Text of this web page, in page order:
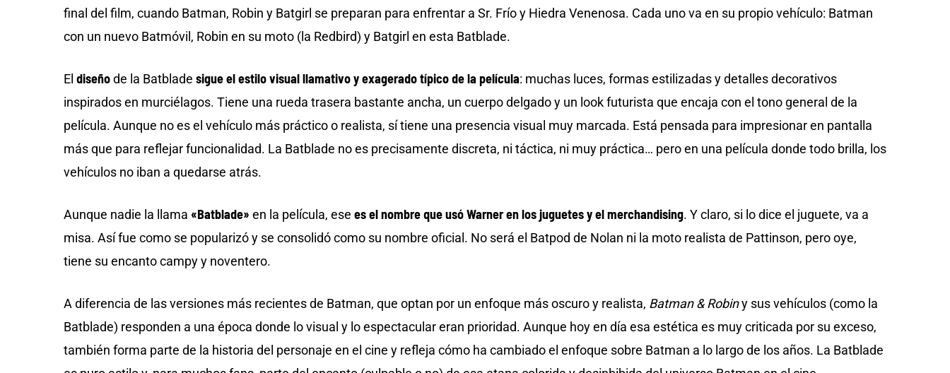
final del film, cuando Batman, Robin y Batgirl se preparan para enfrentar a Sr. Frío y Hiedra Venenosa. Cada uno va en su propio vehículo: Batman
con un nuevo Batmóvil, Robin en su moto (la Redbird) y Batgirl en esta Batblade.
El diseñode la Batblade sigue el estilo visual llamativo y exagerado típico de la película: muchas luces, formas estilizadas y detalles decorativos
inspirados en murciélagos. Tiene una rueda trasera bastante ancha, un cuerpo delgado y un look futurista que encaja con el tono general de la
película. Aunque no es el vehículo más práctico o realista, sí tiene una presencia visual muy marcada. Está pensada para impresionar en pantalla
más que para reflejar funcionalidad. La Batblade no es precisamente discreta, ni táctica, ni muy práctica… pero en una película donde todo brilla, los
vehículos no iban a quedarse atrás.
Aunque nadie la llama «Batblade» en la película, ese es el nombre que usó Warner en los juguetes y el merchandising. Y claro, si lo dice el juguete, va a
misa. Así fue como se popularizó y se consolidó como su nombre oficial. No será el Batpod de Nolan ni la moto realista de Pattinson, pero oye,
tiene su encanto campy y noventero.
A diferencia de las versiones más recientes de Batman, que optan por un enfoque más oscuro y realista, Batman & Robiny sus vehículos (como la
Batblade) responden a una época donde lo visual y lo espectacular eran prioridad. Aunque hoy en día esa estética es muy criticada por su exceso,
también forma parte de la historia del personaje en el cine y refleja cómo ha cambiado el enfoque sobre Batman a lo largo de los años. La Batblade